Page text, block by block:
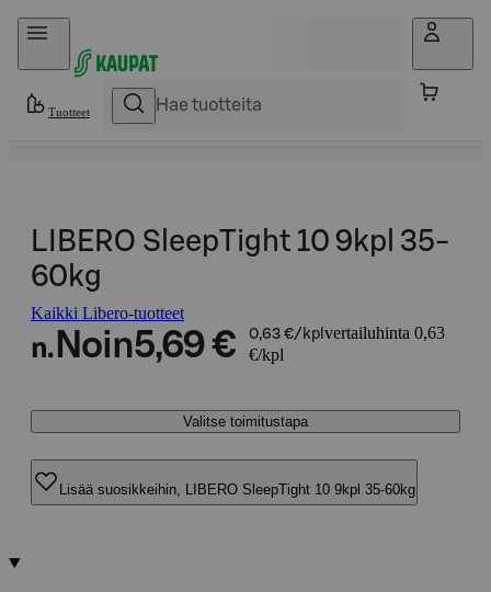
Hyppää sisältöön
Tuotteet
LIBERO SleepTight 10 9kpl 35-
60kg
Kaikki Libero-tuotteet
n. Noin5,69 € 0,63 €/kpl vertailuhinta 0,63
€/kpl
Valitse toimitustapa
Lisää suosikkeihin, LIBERO SleepTight 10 9kpl 35-60kg